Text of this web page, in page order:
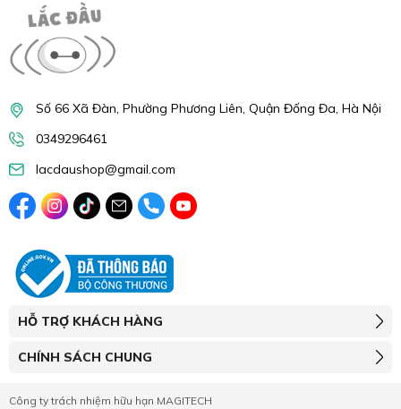
Số 66 Xã Đàn, Phường Phương Liên, Quận Đống Đa, Hà Nội
0349296461
lacdaushop@gmail.com
HỖ TRỢ KHÁCH HÀNG
CHÍNH SÁCH CHUNG
Công ty trách nhiệm hữu hạn MAGITECH